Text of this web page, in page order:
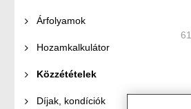
Árfolyamok
Hozamkalkulátor
Közzétételek
Díjak, kondíciók